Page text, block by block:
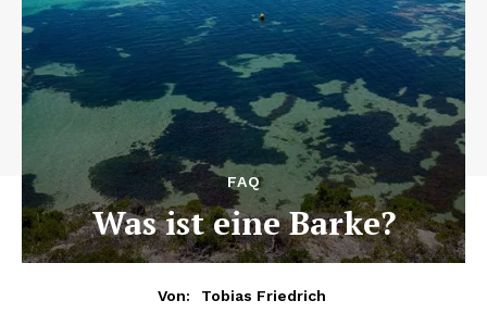
FAQ
Was ist eine Barke?
Von:
Tobias Friedrich